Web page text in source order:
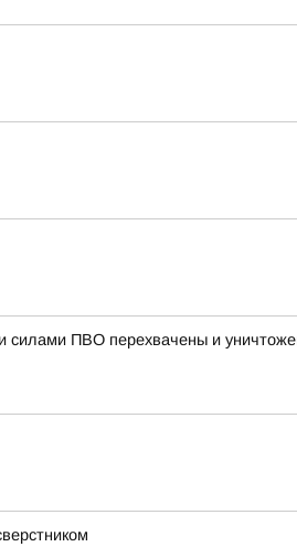
ПВО перехвачены и